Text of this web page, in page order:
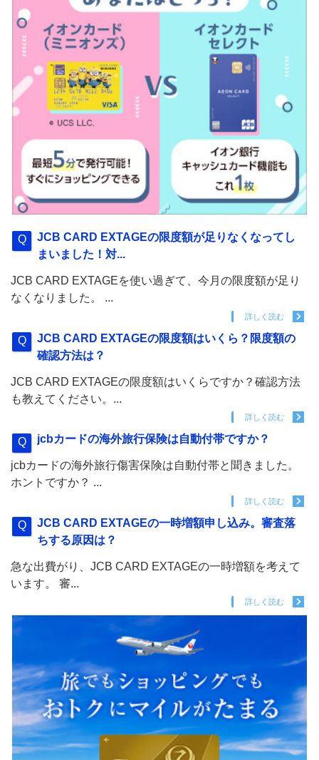
JCB CARD EXTAGEの限度額が足りなくなってし
まいました！対...
JCB CARD EXTAGEを使い過ぎて、今月の限度額が足り
なくなりました。 ...
詳しく読む
JCB CARD EXTAGEの限度額はいくら？限度額の
確認方法は？
JCB CARD EXTAGEの限度額はいくらですか？確認方法
も教えてください。...
詳しく読む
jcbカードの海外旅行保険は自動付帯ですか？
jcbカードの海外旅行傷害保険は自動付帯と聞きました。
ホントですか？ ...
詳しく読む
JCB CARD EXTAGEの一時増額申し込み。審査落
ちする原因は？
急な出費がり、JCB CARD EXTAGEの一時増額を考えて
います。 審...
詳しく読む